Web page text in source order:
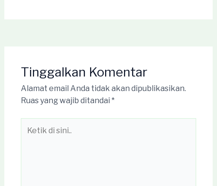
Tinggalkan Komentar
Alamat email Anda tidak akan dipublikasikan.
Ruas yang wajib ditandai *